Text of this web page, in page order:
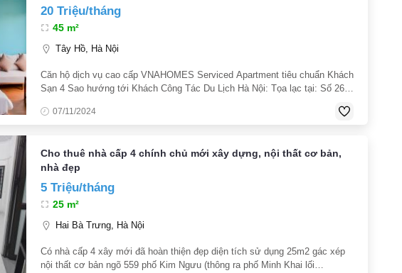
20 Triệu/tháng
45 m²
Tây Hồ, Hà Nội
Căn hộ dịch vụ cao cấp VNAHOMES Serviced Apartment tiêu chuẩn Khách
Sạn 4 Sao hướng tới Khách Công Tác Du Lịch Hà Nội: Tọa lạc tại: Số 26
tĩnh nhiều cây xanh đường lớn
07/11/2024
Cho thuê nhà cấp 4 chính chủ mới xây dựng, nội thất cơ bản,
nhà đẹp
5 Triệu/tháng
25 m²
Hai Bà Trưng, Hà Nội
Có nhà cấp 4 xây mới đã hoàn thiện đẹp diện tích sử dụng 25m2 gác xép
nội thất cơ bản ngõ 559 phố Kim Ngưu (thông ra phố Minh Khai lối